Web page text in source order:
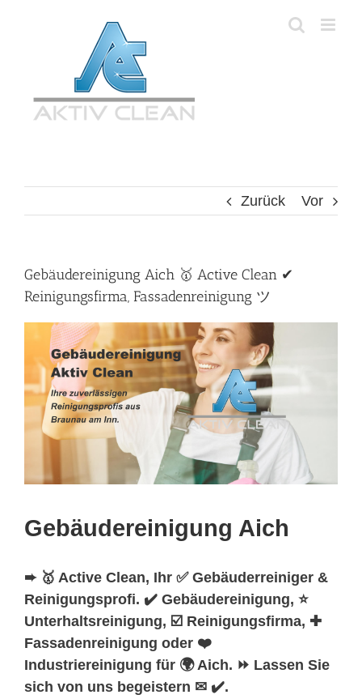
Zurück Vor
Gebäudereinigung Aich 🥇 Active Clean ✔
Reinigungsfirma, Fassadenreinigung ツ
Gebäudereinigung Aich
➨ 🥇 Active Clean, Ihr ✅ Gebäuderreiniger &
Reinigungsprofi. ✔️ Gebäudereinigung, ⭐
Unterhaltsreinigung, ☑️ Reinigungsfirma, ✚
Fassadenreinigung oder ❤️
Industriereinigung für 🌍 Aich. ⏩ Lassen Sie
sich von uns begeistern ✉ ✔️.